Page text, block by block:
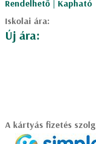
Rendelhető | Kapható
Iskolai ára:
Új ára:
A kártyás fizetés